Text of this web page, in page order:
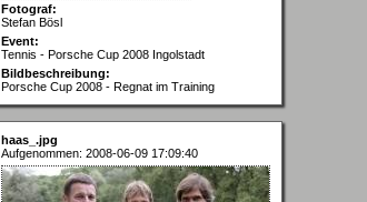
Fotograf:
Stefan Bösl
Event:
Tennis - Porsche Cup 2008 Ingolstadt
Bildbeschreibung:
Porsche Cup 2008 - Regnat im Training
haas_.jpg
Aufgenommen: 2008-06-09 17:09:40